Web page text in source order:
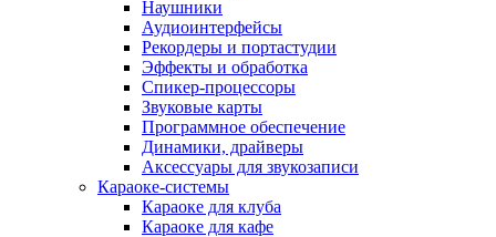
Наушники
Аудиоинтерфейсы
Рекордеры и портастудии
Эффекты и обработка
Спикер-процессоры
Звуковые карты
Программное обеспечение
Динамики, драйверы
Аксессуары для звукозаписи
Караоке-системы
Караоке для клуба
Караоке для кафе